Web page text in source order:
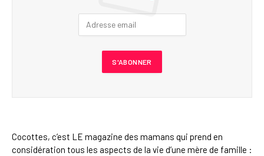
Cocottes, c’est LE magazine des mamans qui prend en
considération tous les aspects de la vie d’une mère de famille :